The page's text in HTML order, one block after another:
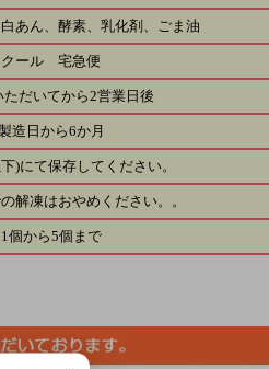
あん、酵素、乳化剤、ごま油
ール 宅急便
だいてから2営業日後
造日から6か月
)にて保存してください。
解凍はおやめください。。
個から5個まで